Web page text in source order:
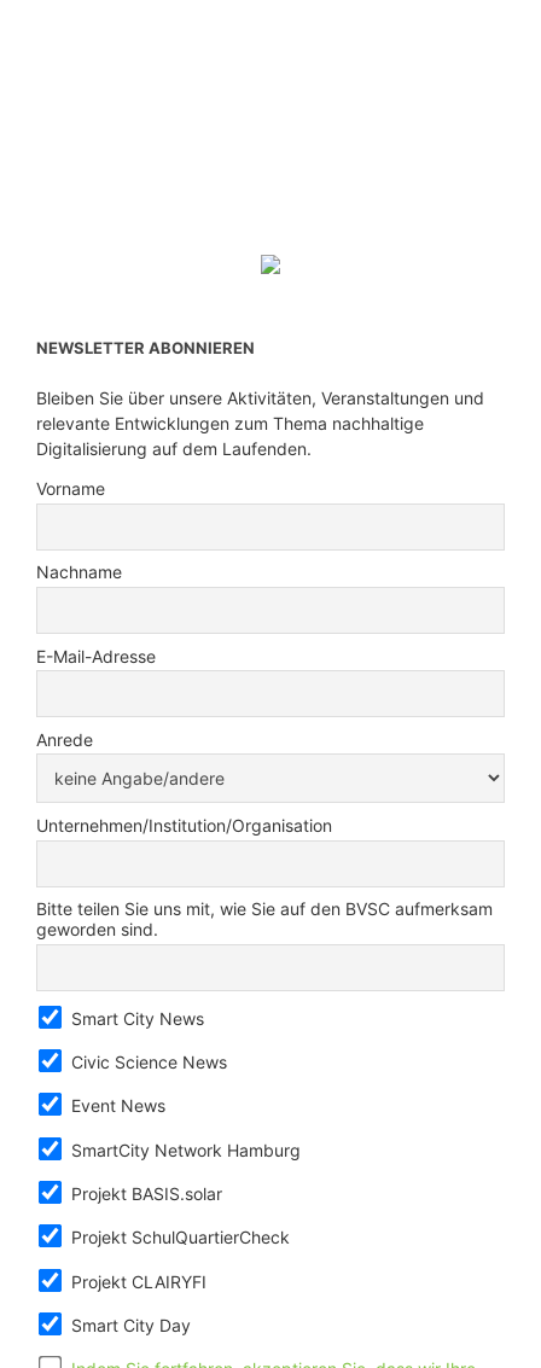
NEWSLETTER ABONNIEREN
Bleiben Sie über unsere Aktivitäten, Veranstaltungen und
relevante Entwicklungen zum Thema nachhaltige
Digitalisierung auf dem Laufenden.
Vorname
Nachname
E-Mail-Adresse
Anrede
Unternehmen/Institution/Organisation
Bitte teilen Sie uns mit, wie Sie auf den BVSC aufmerksam
geworden sind.
Smart City News
Civic Science News
Event News
SmartCity Network Hamburg
Projekt BASIS.solar
Projekt SchulQuartierCheck
Projekt CLAIRYFI
Smart City Day